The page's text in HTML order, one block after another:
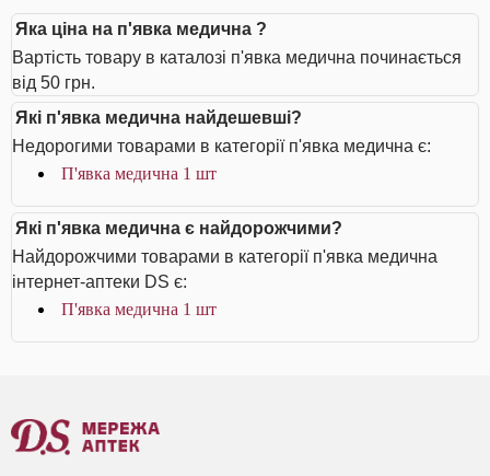
Яка ціна на п'явка медична ?
Вартість товару в каталозі п'явка медична починається
від 50 грн.
Які п'явка медична найдешевші?
Недорогими товарами в категорії п'явка медична є:
П'явка медична 1 шт
Які п'явка медична є найдорожчими?
Найдорожчими товарами в категорії п'явка медична
інтернет-аптеки DS є:
П'явка медична 1 шт